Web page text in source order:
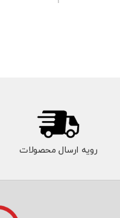
رویه ارسال محصولات